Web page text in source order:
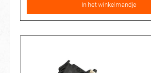
In het winkelmandje